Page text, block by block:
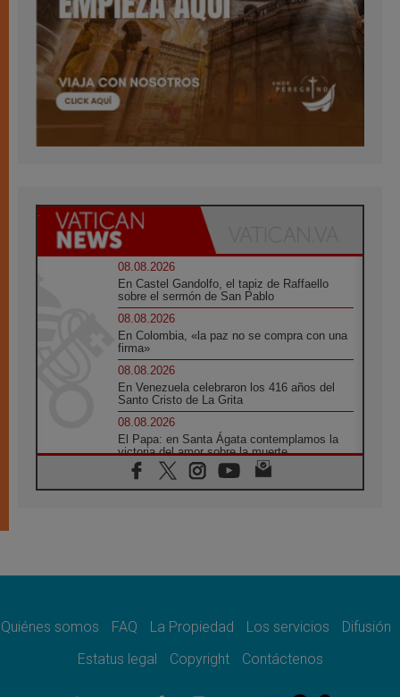
08.08.2026
En Castel Gandolfo, el tapiz de Raffaello
sobre el sermón de San Pablo
08.08.2026
En Colombia, «la paz no se compra con una
firma»
08.08.2026
En Venezuela celebraron los 416 años del
Santo Cristo de La Grita
08.08.2026
El Papa: en Santa Ágata contemplamos la
victoria del amor sobre la muerte
08.08.2026
León XIV visitará el Santuario de la Madre
07.08.2026
07.08.2026
el compromiso del cristiano"
Quiénes somos FAQ La Propiedad Los servicios
Difusión
Estatus legal
Copyright Contáctenos